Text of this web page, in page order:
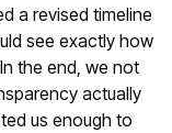
a revised timeline
see exactly how
the end, we not
actually
us enough to